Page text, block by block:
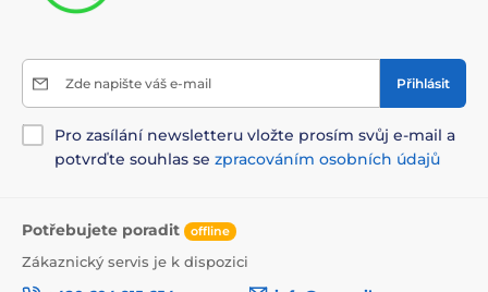
Zde napište váš e-mail Přihlásit
Pro zasílání newsletteru vložte prosím svůj e-mail a
potvrďte souhlas se zpracováním osobních údajů
Potřebujete poradit offline
Zákaznický servis je k dispozici